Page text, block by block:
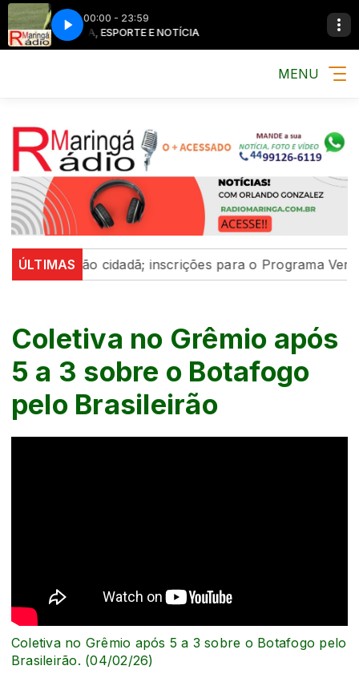
00:00 - 23:59
MÚSICA, ESPORTE E NOTÍCIA
MENU
ÚLTIMAScidadã; inscrições para o Programa
Coletiva no Grêmio após
5 a 3 sobre o Botafogo
pelo Brasileirão
Coletiva no Grêmio após 5 a 3 sobre o Botafogo pelo
Brasileirão. (04/02/26)